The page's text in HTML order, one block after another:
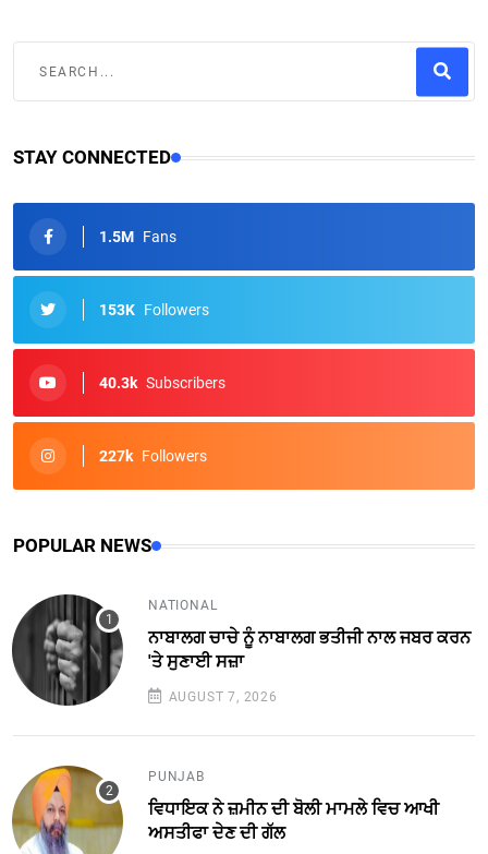
STAY CONNECTED
1.5M Fans
153K Followers
40.3k Subscribers
227k Followers
POPULAR NEWS
NATIONAL
ਨਾਬਾਲਗ ਚਾਚੇ ਨੂੰ ਨਾਬਾਲਗ ਭਤੀਜੀ ਨਾਲ ਜਬਰ ਕਰਨ
'ਤੇ ਸੁਣਾਈ ਸਜ਼ਾ
AUGUST 7, 2026
PUNJAB
ਵਿਧਾਇਕ ਨੇ ਜ਼ਮੀਨ ਦੀ ਬੋਲੀ ਮਾਮਲੇ ਵਿਚ ਆਖੀ
ਅਸਤੀਫਾ ਦੇਣ ਦੀ ਗੱਲ